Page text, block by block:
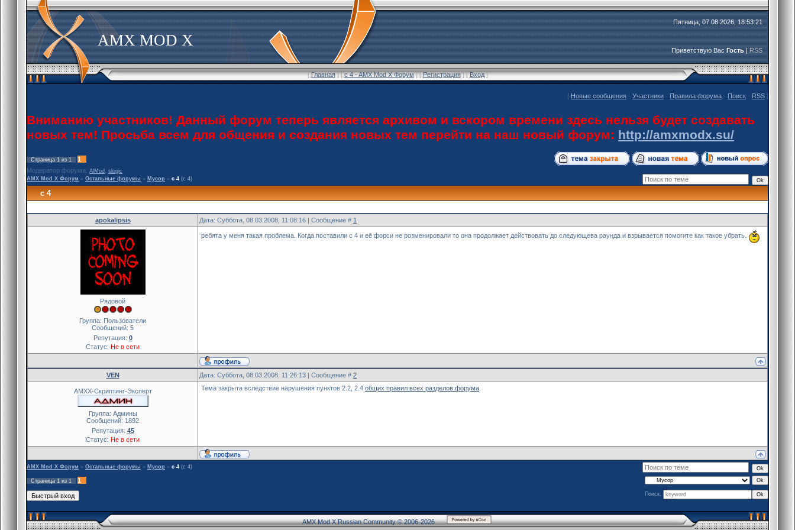
AMX MOD X
Пятница, 07.08.2026, 18:53:21
Приветствую Вас Гость|RSS
[Главная] [c 4 - AMX Mod X Форум] [Регистрация] [Вход]
[ Новые сообщения · Участники · Правила форума · Поиск · RSS ]
Вниманию участников! Данный форум теперь является архивом и вскором времени здесь нельзя будет создавать
новых тем! Просьба всем для общения и создания новых тем перейти на наш новый форум: http://amxmodx.su/
Страница 1 из 1
1
Модератор форума: AlMod
slogic
AMX Mod X Форум » Остальные форумы » Мусор » c 4 (c 4)
c 4
apokalipsis Дата: Суббота, 08.03.2008, 11:08:16 | Сообщение # 1
Рядовой
Группа: Пользователи
Сообщений: 5
Репутация: 0
Статус: Не в сети
ребята у меня такая проблема. Когда поставили с 4 и её форси не розменировали то она продолжает действовать до следующева раунда и взрывается помогите как такое убрать.
VEN Дата: Суббота, 08.03.2008, 11:26:13 | Сообщение # 2
AMXX-Скриптинг-Эксперт
Группа: Админы
Сообщений: 1892
Репутация: 45
Статус: Не в сети
Тема закрыта вследствие нарушения пунктов 2.2, 2.4 общих правил всех разделов форума
AMX Mod X Форум » Остальные форумы » Мусор » c 4 (c 4)
Страница 1 из 1 1
Поиск:
AMX Mod X Russian Community © 2006-2026